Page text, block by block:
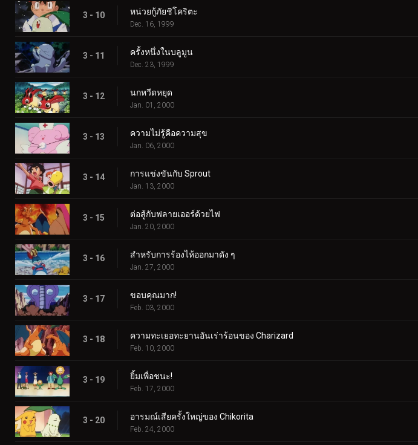
3 - 10 หน่วยกู้ภัยชิโคริตะ
Dec. 16, 1999
3 - 11 ครั้งหนึ่งในบลูมูน
Dec. 23, 1999
3 - 12 นกหวีดหยุด
Jan. 01, 2000
3 - 13 ความไม่รู้คือความสุข
Jan. 06, 2000
3 - 14 การแข่งขันกับ Sprout
Jan. 13, 2000
3 - 15 ต่อสู้กับฟลายเออร์ด้วยไฟ
Jan. 20, 2000
3 - 16 สำหรับการร้องไห้ออกมาดัง ๆ
Jan. 27, 2000
3 - 17 ขอบคุณมาก!
Feb. 03, 2000
3 - 18 ความทะเยอทะยานอันเร่าร้อนของ Charizard
Feb. 10, 2000
3 - 19 ยิ้มเพื่อชนะ!
Feb. 17, 2000
3 - 20 อารมณ์เสียครั้งใหญ่ของ Chikorita
Feb. 24, 2000